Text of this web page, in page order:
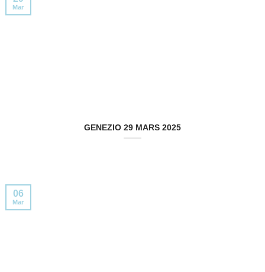
GENEZIO 29 MARS 2025
Mar
06
Mar